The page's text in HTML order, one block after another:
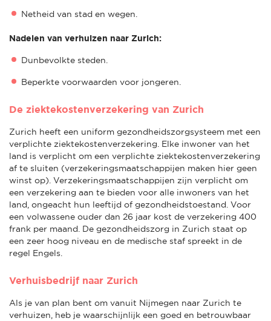
Netheid van stad en wegen.
Nadelen van verhuizen naar Zurich:
Dunbevolkte steden.
Beperkte voorwaarden voor jongeren.
De ziektekostenverzekering van Zurich
Zurich heeft een uniform gezondheidszorgsysteem met een
verplichte ziektekostenverzekering. Elke inwoner van het
land is verplicht om een verplichte ziektekostenverzekering
af te sluiten (verzekeringsmaatschappijen maken hier geen
winst op). Verzekeringsmaatschappijen zijn verplicht om
een verzekering aan te bieden voor alle inwoners van het
land, ongeacht hun leeftijd of gezondheidstoestand. Voor
een volwassene ouder dan 26 jaar kost de verzekering 400
frank per maand. De gezondheidszorg in Zurich staat op
een zeer hoog niveau en de medische staf spreekt in de
regel Engels.
Verhuisbedrijf naar Zurich
Als je van plan bent om vanuit Nijmegen naar Zurich te
verhuizen, heb je waarschijnlijk een goed en betrouwbaar